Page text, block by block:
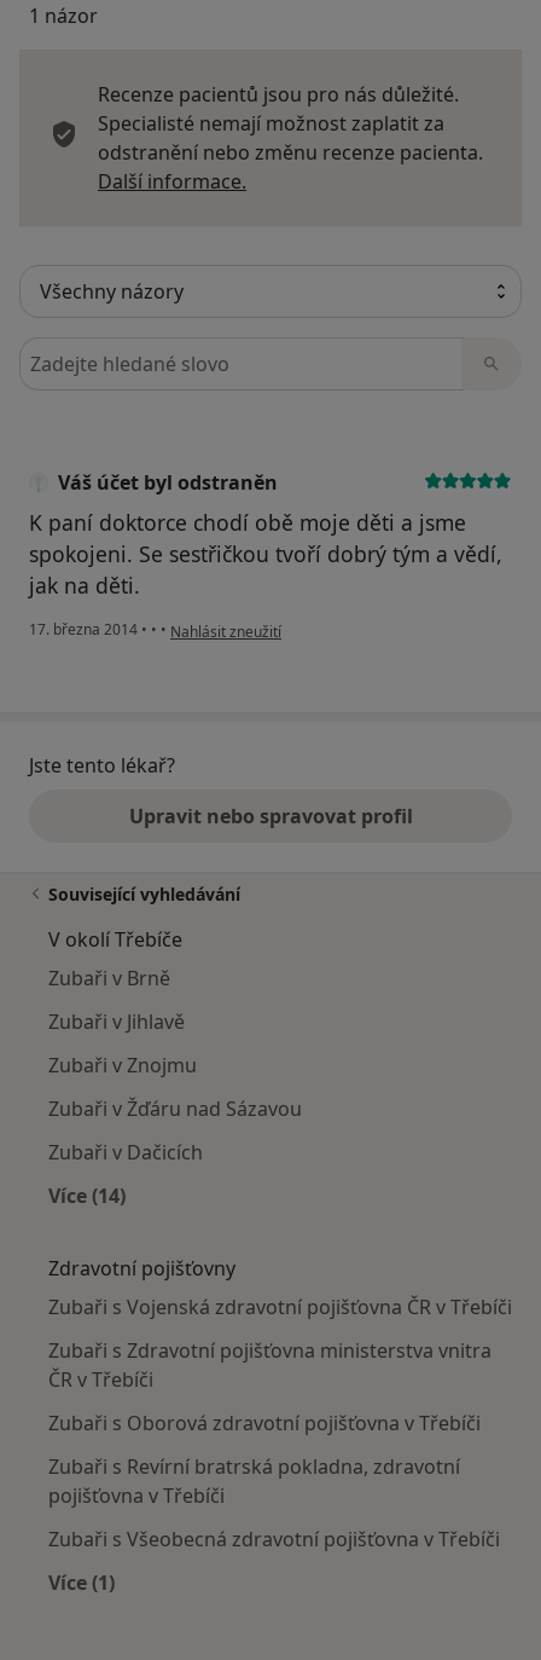
1 názor
Recenze pacientů jsou pro nás důležité.
Specialisté nemají možnost zaplatit za
odstranění nebo změnu recenze pacienta.
Další informace.
Hledejte v názorech
Váš účet byl odstraněn
K paní doktorce chodí obě moje děti a jsme
spokojeni. Se sestřičkou tvoří dobrý tým a vědí,
jak na děti.
17. března 2014 • • • podle názoru uživatele Váš účet byl odstraněn
Nahlásit zneužití
Jste tento lékař?
Upravit nebo spravovat profil
Související vyhledávání
V okolí Třebíče
Zubaři v Brně
Zubaři v Jihlavě
Zubaři v Znojmu
Zubaři v Žďáru nad Sázavou
Zubaři v Dačicích
Více (14)
Zdravotní pojišťovny
Zubaři s Vojenská zdravotní pojišťovna ČR v Třebíči
Zubaři s Zdravotní pojišťovna ministerstva vnitra
ČR v Třebíči
Zubaři s Oborová zdravotní pojišťovna v Třebíči
Zubaři s Revírní bratrská pokladna, zdravotní
pojišťovna v Třebíči
Zubaři s Všeobecná zdravotní pojišťovna v Třebíči
Více (1)